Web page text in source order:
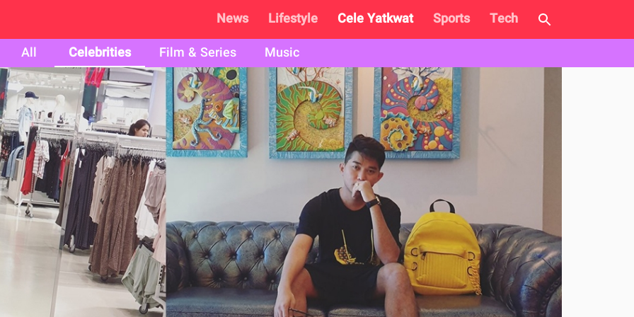
News Lifestyle Cele Yatkwat Sports
Tech
All
Celebrities Film & Series Music